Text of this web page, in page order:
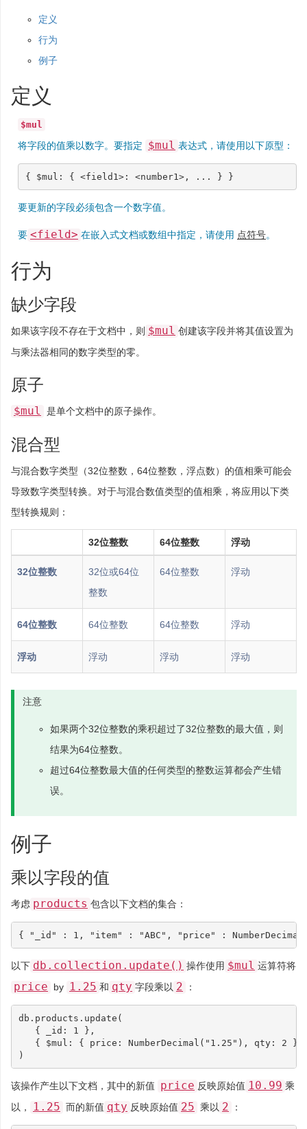
定义
行为
例子
定义
$mul
将字段的值乘以数字。要指定 $mul 表达式，请使用以下原型：
{ $mul : { <field1 >: <number1 >, ... } }
要更新的字段必须包含一个数字值。
要 <field> 在嵌入式文档或数组中指定，请使用 点符号。
行为
缺少字段
如果该字段不存在于文档中，则 $mul 创建该字段并将其值设置为
与乘法器相同的数字类型的零。
原子
$mul 是单个文档中的原子操作。
混合型
与混合数字类型（32位整数，64位整数，浮点数）的值相乘可能会
导致数字类型转换。对于与混合数值类型的值相乘，将应用以下类
型转换规则：
32位整数 64位整数 浮动
32位整数
32位或64位
整数
64位整数 浮动
64位整数 64位整数 64位整数 浮动
浮动 浮动 浮动 浮动
注意
如果两个32位整数的乘积超过了32位整数的最大值，则
结果为64位整数。
超过64位整数最大值的任何类型的整数运算都会产生错
误。
例子
乘以字段的值
考虑 products 包含以下文档的集合：
{ "_id" : 1 , "item" : "ABC" , "price" : NumberDecimal
以下 db.collection.update() 操作使用 $mul 运算符将
price by 1.25 和 qty 字段乘以 2 ：
db . products . update (
{
_id : 1
},
{
$mul : { price : NumberDecimal ( "1.25" ), qty: 2 }
)
该操作产生以下文档，其中的新值 price 反映原始值 10.99 乘
以，
1.25 而的新值 qty 反映原始值 25 乘以 2 ：